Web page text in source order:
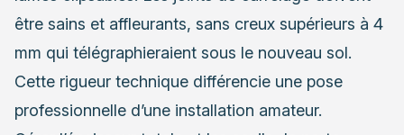
être sains et affleurants, sans creux supérieurs à 4
mm qui télégraphieraient sous le nouveau sol.
Cette rigueur technique différencie une pose
professionnelle d’une installation amateur.